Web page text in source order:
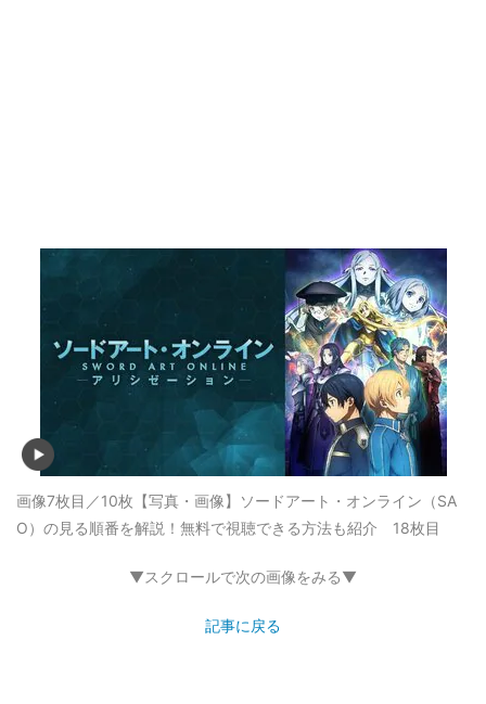
画像7枚目／10枚 【写真・画像】ソードアート・オンライン（SA
O）の見る順番を解説！無料で視聴できる方法も紹介 18枚目
▼スクロールで次の画像をみる▼
記事に戻る